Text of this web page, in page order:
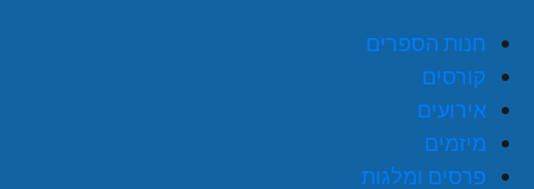
חנות הספרים
קורסים
אירועים
מיזמים
פרסים ומלגות